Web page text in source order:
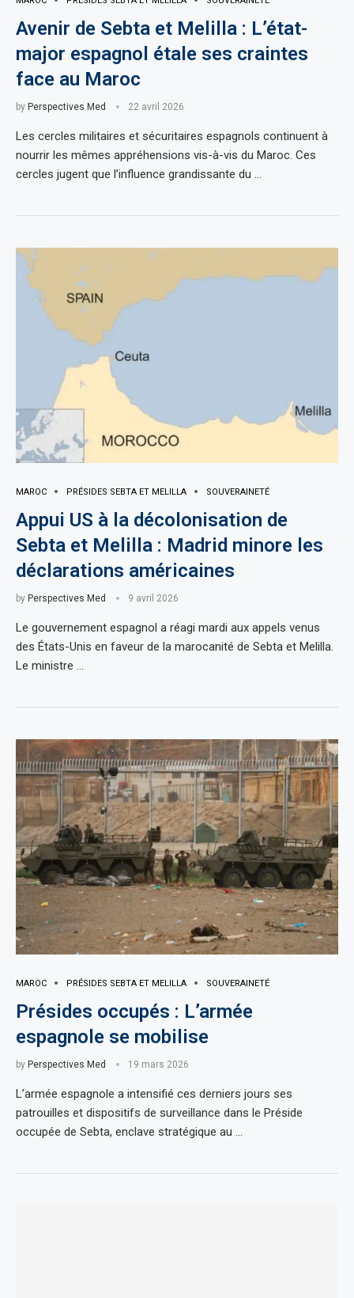
Avenir de Sebta et Melilla : L’état-
major espagnol étale ses craintes
face au Maroc
by Perspectives Med 22 avril 2026
Les cercles militaires et sécuritaires espagnols continuent à
nourrir les mêmes appréhensions vis-à-vis du Maroc. Ces
cercles jugent que l’influence grandissante du …
MAROC PRÉSIDES SEBTA ET MELILLA SOUVERAINETÉ
Appui US à la décolonisation de
Sebta et Melilla : Madrid minore les
déclarations américaines
by Perspectives Med 9 avril 2026
Le gouvernement espagnol a réagi mardi aux appels venus
des États-Unis en faveur de la marocanité de Sebta et Melilla.
Le ministre …
MAROC PRÉSIDES SEBTA ET MELILLA SOUVERAINETÉ
Présides occupés : L’armée
espagnole se mobilise
by Perspectives Med 19 mars 2026
L’armée espagnole a intensifié ces derniers jours ses
patrouilles et dispositifs de surveillance dans le Préside
occupée de Sebta, enclave stratégique au …